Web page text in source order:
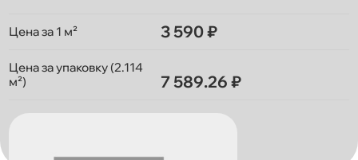
Цена за 1 м² 3 590 ₽
Цена за упаковку (2.114
м²)
7 589.26 ₽